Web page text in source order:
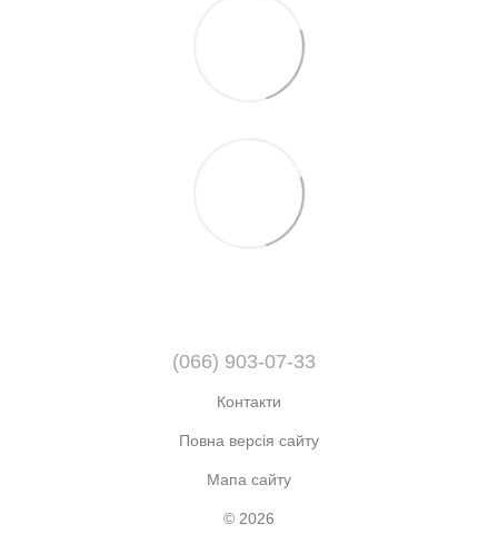
(066) 903-07-33
Контакти
Повна версія сайту
Мапа сайту
© 2026